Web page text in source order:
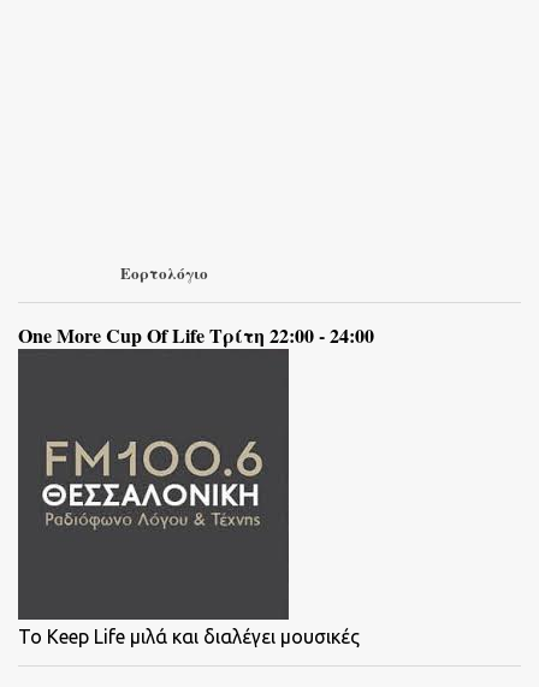
Εορτολόγιο
One More Cup Of Life Τρίτη 22:00 - 24:00
To Keep Life μιλά και διαλέγει μουσικές